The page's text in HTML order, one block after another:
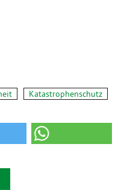
Katastrophenschutz